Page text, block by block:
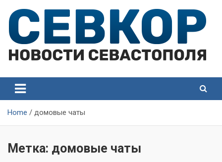
content
Севастополя
Севастополя
Home домовые чаты
Метка: домовые чаты